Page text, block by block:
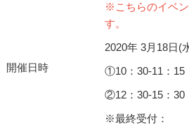
開催日時
※こちらのイベ
す。
2020年 3月 18日(
①10：30-11：15
②12：30-15：30
※最終受付：